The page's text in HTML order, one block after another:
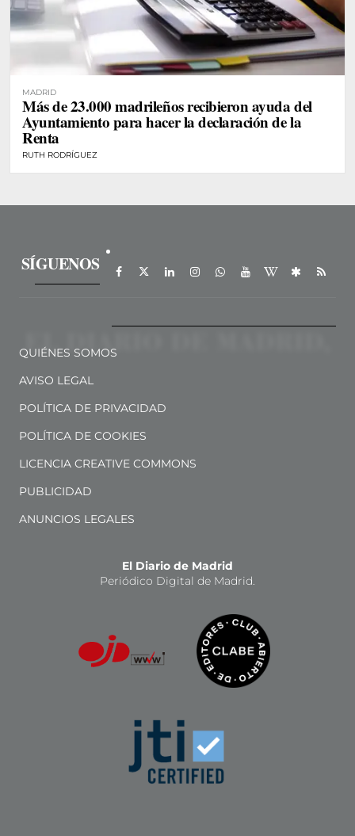
MADRID
Más de 23.000 madrileños recibieron ayuda del
Ayuntamiento para hacer la declaración de la
Renta
RUTH RODRÍGUEZ
SÍGUENOS
QUIÉNES SOMOS
AVISO LEGAL
POLÍTICA DE PRIVACIDAD
POLÍTICA DE COOKIES
LICENCIA CREATIVE COMMONS
PUBLICIDAD
ANUNCIOS LEGALES
El Diario de Madrid
Periódico Digital de Madrid.